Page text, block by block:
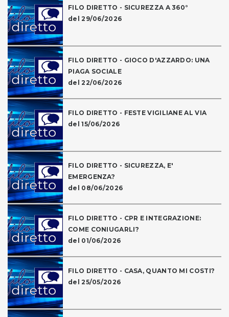
FILO DIRETTO - SICUREZZA A 360°
del 29/06/2026
FILO DIRETTO - GIOCO D'AZZARDO: UNA
PIAGA SOCIALE
del 22/06/2026
FILO DIRETTO - FESTE VIGILIANE AL VIA
del 15/06/2026
FILO DIRETTO - SICUREZZA, E'
EMERGENZA?
del 08/06/2026
FILO DIRETTO - CPR E INTEGRAZIONE:
COME CONIUGARLI?
del 01/06/2026
FILO DIRETTO - CASA, QUANTO MI COSTI?
del 25/05/2026